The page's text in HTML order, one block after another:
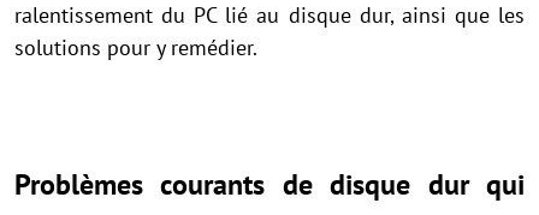
ralentissement du PC lié au disque dur, ainsi que les
solutions pour y remédier.
Problèmes courants de disque dur qui